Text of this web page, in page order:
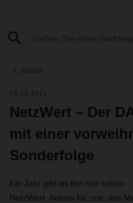
Zurück
06.12.2021
NetzWert – Der
mit einer
Sonderfolge
Ein Jahr gibt es ihn nun schon
NetzWert. Anlass für uns, das